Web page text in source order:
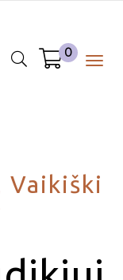
0
Vaikiški